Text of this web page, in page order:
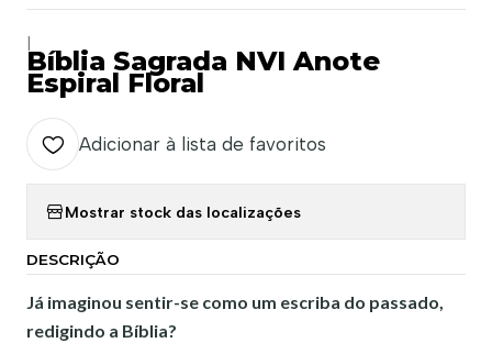
Bíblia Sagrada NVI Anote
Espiral Floral
Adicionar à lista de favoritos
Mostrar stock das localizações
DESCRIÇÃO
Já imaginou sentir-se como um escriba do passado,
redigindo a Bíblia?